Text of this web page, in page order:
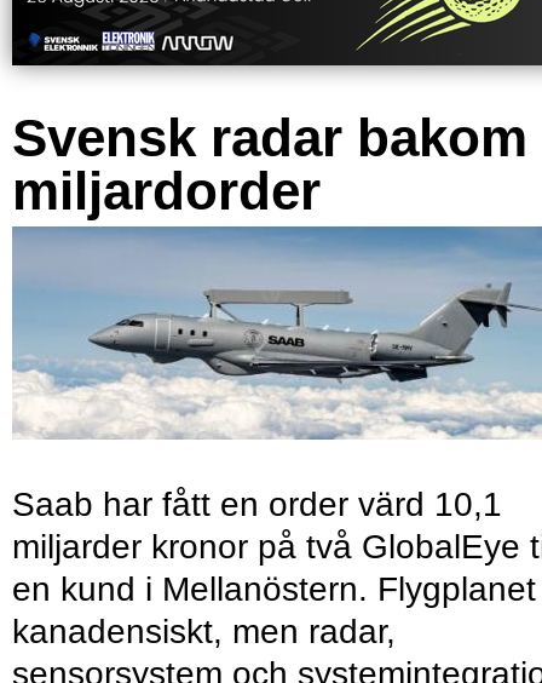
Svensk radar bakom
miljardorder
Saab har fått en order värd 10,1
miljarder kronor på två GlobalEye
en kund i Mellanöstern.
kanadensiskt, men radar,
sensorsystem och